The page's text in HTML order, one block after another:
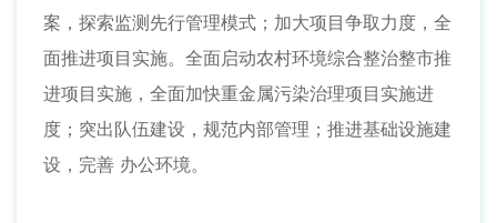
案，探索监测先行管理模式；加大项目争取力度，全
面推进项目实施。全面启动农村环境综合整治整市推
进项目实施，全面加快重金属污染治理项目实施进
度；突出队伍建设，规范内部管理；推进基础设施建
设，完善 办公环境。